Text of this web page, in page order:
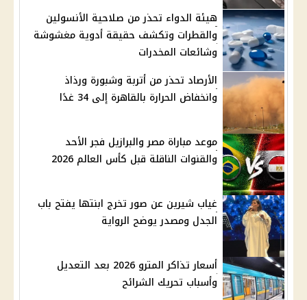
هيئة الدواء تحذر من صلاحية الأنسولين
والقطرات وتكشف حقيقة أدوية مغشوشة
وشائعات المخدرات
الأرصاد تحذر من أتربة وشبورة ورذاذ
وانخفاض الحرارة بالقاهرة إلى 34 غدًا
موعد مباراة مصر والبرازيل فجر الأحد
والقنوات الناقلة قبل كأس العالم 2026
غياب شيرين عن صور تخرج ابنتها يفتح باب
الجدل ومصدر يوضح الرواية
أسعار تذاكر المترو 2026 بعد التعديل
وأسباب تحريك الشرائح